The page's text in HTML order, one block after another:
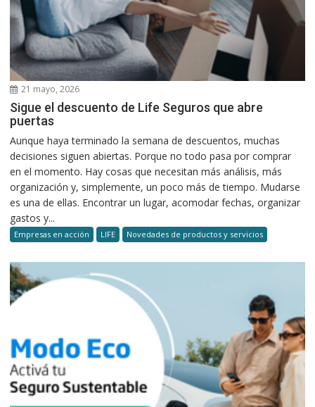
21 mayo, 2026
Sigue el descuento de Life Seguros que abre
puertas
Aunque haya terminado la semana de descuentos, muchas
decisiones siguen abiertas. Porque no todo pasa por comprar
en el momento. Hay cosas que necesitan más análisis, más
organización y, simplemente, un poco más de tiempo. Mudarse
es una de ellas. Encontrar un lugar, acomodar fechas, organizar
gastos y...
Empresas en acción LIFE Novedades de productos y servicios